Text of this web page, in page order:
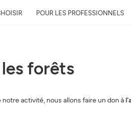
POUR LES PROFESSIONNELS
forêts
activité, nous allons faire un don à